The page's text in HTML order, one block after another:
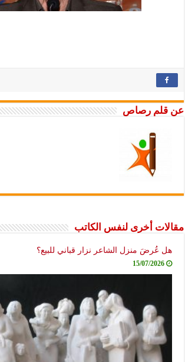
عن قلم رصاص
مقالات أخرى لنفس الكاتب
هل عُرضَ منزل الشاعر نزار قباني للبيع؟
15/07/2026